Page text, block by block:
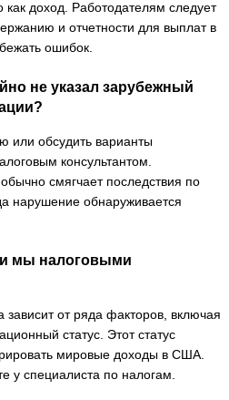
как доход. Работодателям следует
и отчетности для выплат в
ошибок.
не указал зарубежный
или обсудить варианты
консультантом.
смягчает последствия по
нарушение обнаруживается
мы налоговыми
зависит от ряда факторов, включая
статус. Этот статус
мировые доходы в США.
у специалиста по налогам.